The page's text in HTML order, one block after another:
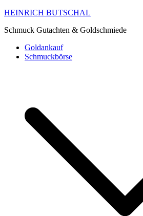
HEINRICH BUTSCHAL
Schmuck Gutachten & Goldschmiede
Goldankauf
Schmuckbörse